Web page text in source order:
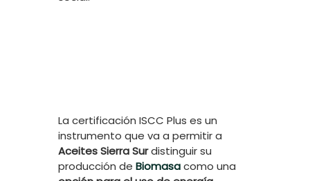
La certificación ISCC Plus es un
instrumento que va a permitir a
Aceites Sierra Surdistinguir su
producción de Biomasacomo una